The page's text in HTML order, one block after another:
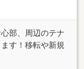
部、周辺のテナ
す！移転や新規
ださい！！また